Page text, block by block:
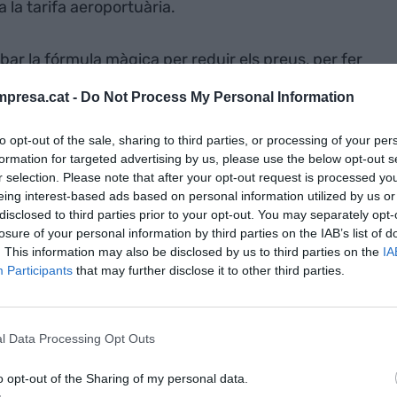
- Do Not Process My Personal Information
opt-out of the sale, sharing to third parties, or processing of your
for targeted advertising by us, please use the below opt-out
selection. Please note that after your opt-out request is processed
interest-based ads based on personal information utilized by us
to third parties prior to your opt-out. You may separately
of your personal information by third parties on the IAB’s list of
This information may also be disclosed by us to third parties on the
Participants that may further disclose it to other third parties.
Data Processing Opt Outs
opt-out of the Sharing of my personal data.
la tarifa aeroportuària.
la fórmula màgica per reduir els preus, per fer
més barats. El model de baix cost
els promotors van reordenar els factors
aportava valor al client i no ho apreciava, i van
altres. El miracle es va produir a començaments
menys, la democratització del consum.
i mig treballant, un terç de la vida